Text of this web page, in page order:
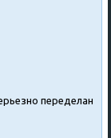
переделан